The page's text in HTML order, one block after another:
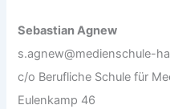
Sebastian Agnew
s.agnew@medienschule-
c/o Berufliche Schule für
Eulenkamp 46